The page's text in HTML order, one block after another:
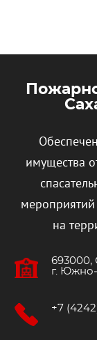
имущества
на
693000,
г.
+7